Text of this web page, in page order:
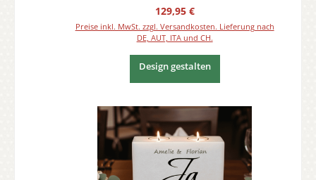
Regulärer Preis:
129,95 €
Preise inkl. MwSt. zzgl. Versandkosten. Lieferung nach
DE, AUT, ITA und CH.
Design gestalten